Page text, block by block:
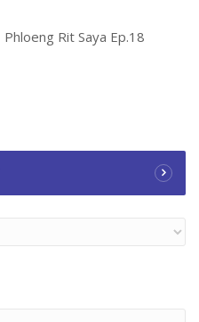
Phloeng Rit Saya Ep.18